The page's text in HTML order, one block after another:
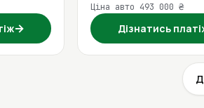
→
Ціна авто 493 000 ₴
Дізнатись